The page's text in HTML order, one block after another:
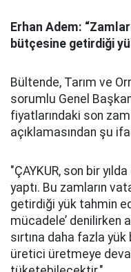
Erhan Adem:
bütçesine getirdiği
Bültende, Tarım ve
sorumlu Genel Başkan
fiyatlarındaki son
açıklamasından şu
"ÇAYKUR, son bir
yaptı. Bu zamların
getirdiği yük tahmin
mücadele’ denilirken
sırtına daha fazla
üretici üretmeye